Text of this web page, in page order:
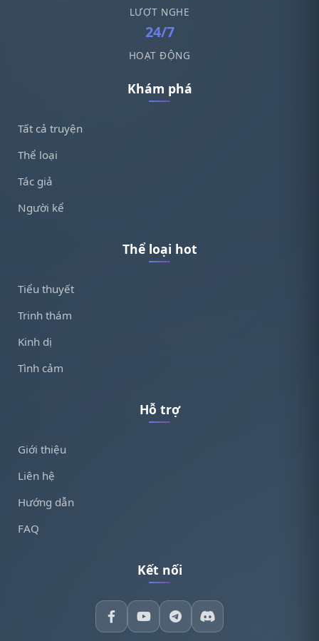
LƯỢT NGHE
24/7
HOẠT ĐỘNG
Khám phá
Tất cả truyện
Thể loại
Tác giả
Người kể
Thể loại hot
Tiểu thuyết
Trinh thám
Kinh dị
Tình cảm
Hỗ trợ
Giới thiệu
Liên hệ
Hướng dẫn
FAQ
Kết nối